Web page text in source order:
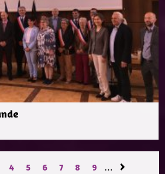
4 5 6 7 8 9 … ›